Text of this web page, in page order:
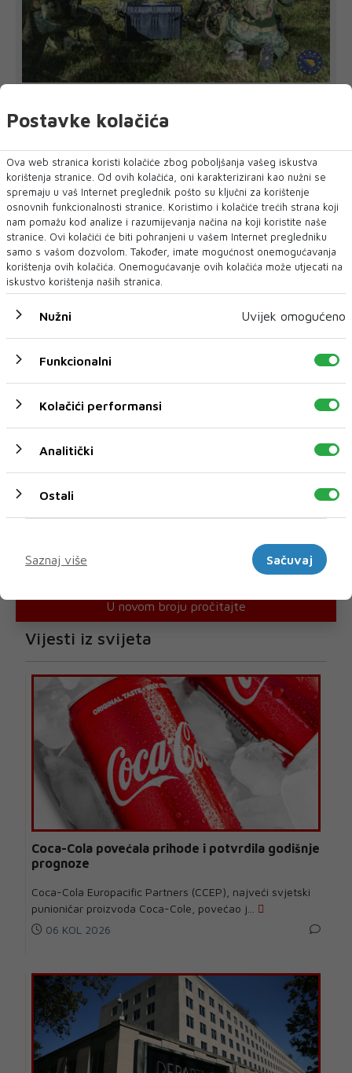
EUFOR nadomak Foče izveo vježbu
EUFOR je u srijedu navečer uspješno izveo združenu vježbu
U novom broju pročitajte
Vijesti iz svijeta
Coca-Cola povećala prihode i potvrdila godišnje
prognoze
Coca-Cola Europacific Partners (CCEP), najveći svjetski
punioničar proizvoda Coca-Cole, povećao j...
06 KOL 2026
Postavke kolačića
Ova web stranica koristi kolačiće zbog poboljšanja vašeg iskustva
korištenja stranice. Od ovih kolačića, oni karakterizirani kao nužni se
spremaju u vaš Internet preglednik pošto su ključni za korištenje
osnovnih funkcionalnosti stranice. Koristimo i kolačiće trećih strana koji
nam pomažu kod analize i razumijevanja načina na koji koristite naše
stranice. Ovi kolačići će biti pohranjeni u vašem Internet pregledniku
samo s vašom dozvolom. Također, imate mogućnost onemogućavanja
korištenja ovih kolačića. Onemogućavanje ovih kolačića može utjecati na
iskustvo korištenja naših stranica.
Nužni Uvijek omogućeno
Funkcionalni
Kolačići performansi
Analitički
Ostali
Saznaj više
Sačuvaj